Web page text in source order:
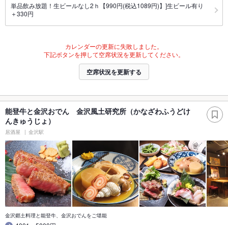
単品飲み放題！生ビールなし2ｈ【990円(税込1089円)】]生ビール有り
＋330円
カレンダーの更新に失敗しました。
下記ボタンを押して空席状況を更新してください。
空席状況を更新する
能登牛と金沢おでん 金沢風土研究所（かなざわふうどけ
んきゅうじょ）
居酒屋 金沢駅
金沢郷土料理と能登牛、金沢おでんをご堪能